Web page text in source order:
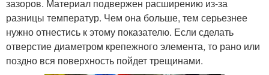
зазоров. Материал подвержен расширению из-за
разницы температур. Чем она больше, тем серьезнее
нужно отнестись к этому показателю. Если сделать
отверстие диаметром крепежного элемента, то рано или
поздно вся поверхность пойдет трещинами.